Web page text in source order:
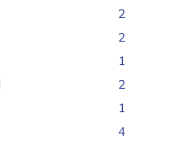
2
2
1
2
1
4